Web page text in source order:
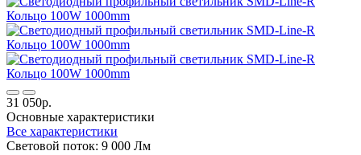
31 050р.
Основные характеристики
Все характеристики
Световой поток: 9 000 Лм